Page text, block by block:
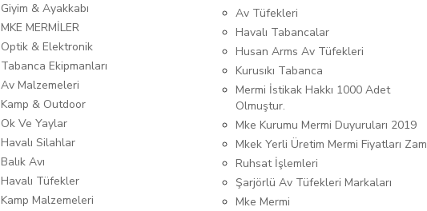
Giyim & Ayakkabı
MKE MERMİLER
Optik & Elektronik
Tabanca Ekipmanları
Av Malzemeleri
Kamp & Outdoor
Ok Ve Yaylar
Havalı Silahlar
Balık Avı
Havalı Tüfekler
Kamp Malzemeleri
Av Tüfekleri
Havalı Tabancalar
Husan Arms Av Tüfekleri
Kurusıkı Tabanca
Mermi İstikak Hakkı 1000 Adet
Olmuştur.
Mke Kurumu Mermi Duyuruları 2019
Mkek Yerli Üretim Mermi Fiyatları Zam
Ruhsat İşlemleri
Şarjörlü Av Tüfekleri Markaları
Mke Mermi